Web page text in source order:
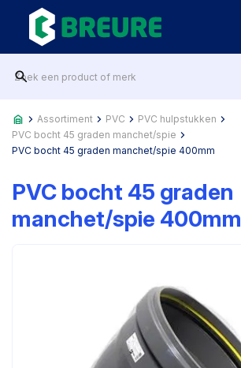
Assortiment PVC
PVC hulpstukken
PVC bocht 45 graden manchet/spie
PVC bocht 45 graden manchet/spie 400mm
PVC bocht 45 graden
manchet/spie 400mm